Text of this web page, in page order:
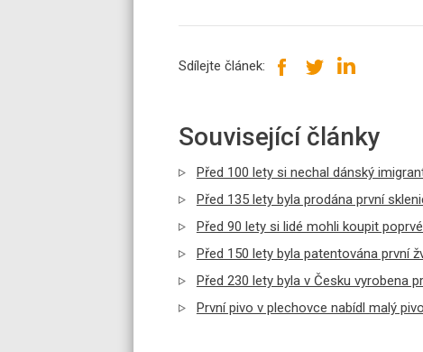
Sdílejte článek:
Související články
Před 100 lety si nechal dánský
Před 135 lety byla prodána první
Před 90 lety si lidé mohli koupit
Před 150 lety byla patentována první
Před 230 lety byla v Česku vyrobena
První pivo v plechovce nabídl malý